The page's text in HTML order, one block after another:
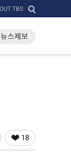
TBS
뉴스제보
18